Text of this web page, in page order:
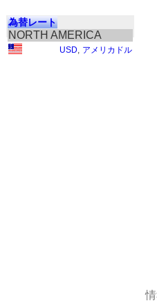
為替レート
NORTH AMERICA
USD アメリカドル